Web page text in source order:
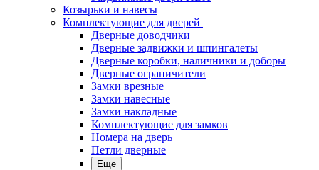
Козырьки и навесы
Комплектующие для дверей
Дверные доводчики
Дверные задвижки и шпингалеты
Дверные коробки, наличники и доборы
Дверные ограничители
Замки врезные
Замки навесные
Замки накладные
Комплектующие для замков
Номера на дверь
Петли дверные
Еще